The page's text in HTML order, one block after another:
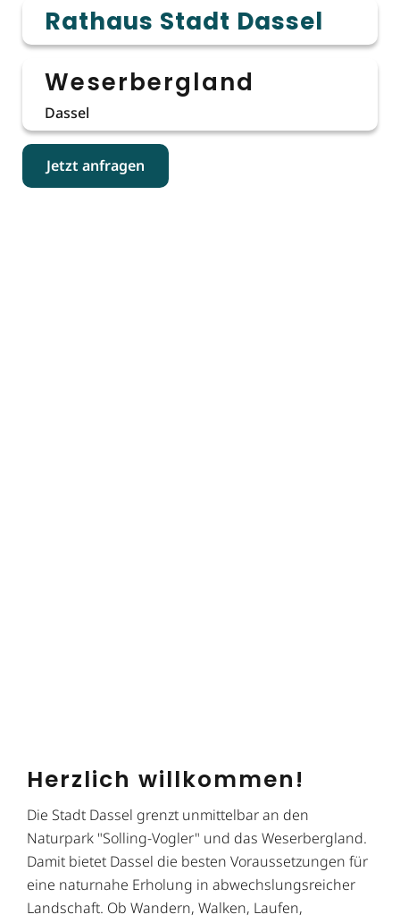
Rathaus Stadt Dassel
Weserbergland
Dassel
Jetzt anfragen
Herzlich willkommen!
Die Stadt Dassel grenzt unmittelbar an den
Naturpark "Solling-Vogler" und das Weserbergland.
Damit bietet Dassel die besten Voraussetzungen für
eine naturnahe Erholung in abwechslungsreicher
Landschaft. Ob Wandern, Walken, Laufen,